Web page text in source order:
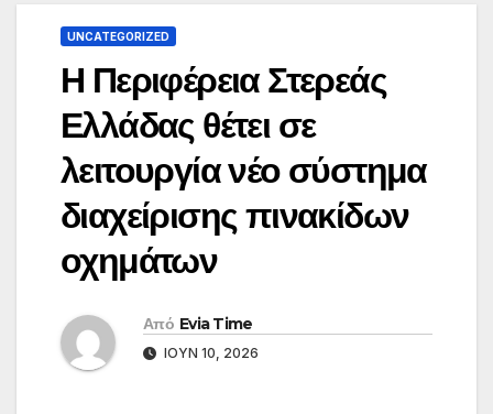
UNCATEGORIZED
Η Περιφέρεια Στερεάς
Ελλάδας θέτει σε
λειτουργία νέο σύστημα
διαχείρισης πινακίδων
οχημάτων
Από Evia Time
ΙΟΎΝ 10, 2026